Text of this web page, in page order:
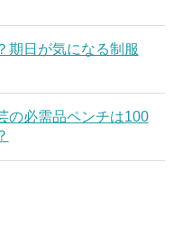
期日が気になる制服
の必需品ペンチは100